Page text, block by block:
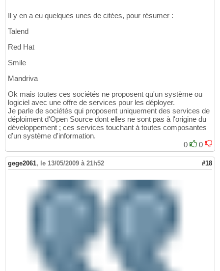
Il y en a eu quelques unes de citées, pour résumer :
Talend
Red Hat
Smile
Mandriva
Ok mais toutes ces sociétés ne proposent qu'un système ou
logiciel avec une offre de services pour les déployer.
Je parle de sociétés qui proposent uniquement des services de
déploiment d'Open Source dont elles ne sont pas à l'origine du
développement ; ces services touchant à toutes composantes
d'un système d'information.
0
0
gege2061, le 13/05/2009 à 21h52 #18